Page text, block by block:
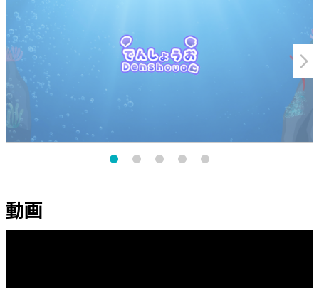
arrow_forward_ios
動画